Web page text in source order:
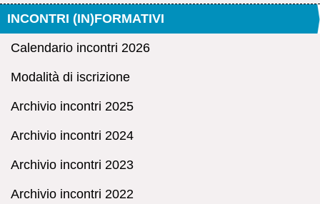
INCONTRI (IN)FORMATIVI
Calendario incontri 2026
Modalità di iscrizione
Archivio incontri 2025
Archivio incontri 2024
Archivio incontri 2023
Archivio incontri 2022